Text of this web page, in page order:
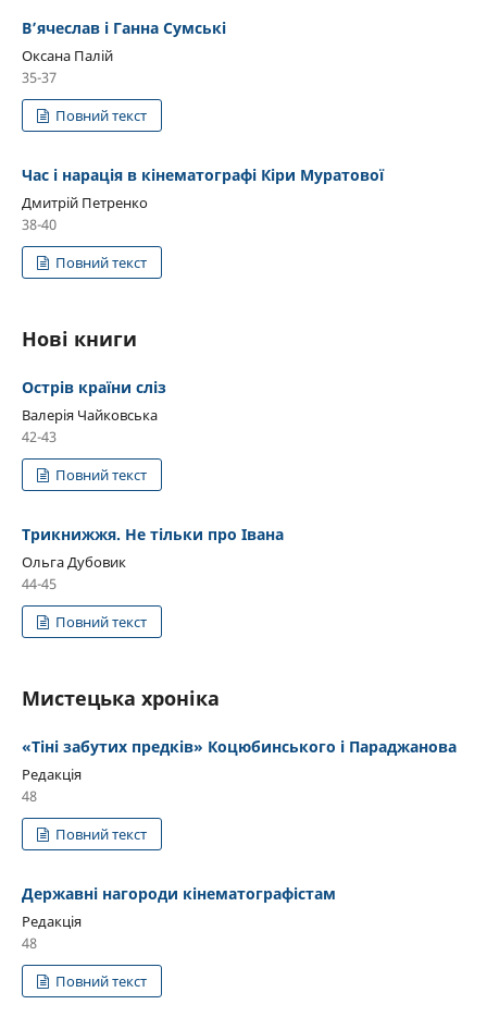
В’ячеслав і Ганна Сумські
Оксана Палій
35-37
Повний текст
Час і нарація в кінематографі Кіри Муратової
Дмитрій Петренко
38-40
Повний текст
Нові книги
Острів країни сліз
Валерія Чайковська
42-43
Повний текст
Трикнижжя. Не тільки про Івана
Ольга Дубовик
44-45
Повний текст
Мистецька хроніка
«Тіні забутих предків» Коцюбинського і Параджанова
Редакція
48
Повний текст
Державні нагороди кінематографістам
Редакція
48
Повний текст